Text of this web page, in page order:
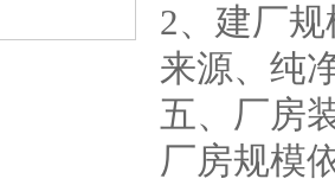
2、建厂
来源、纯
五、厂房
厂房规模